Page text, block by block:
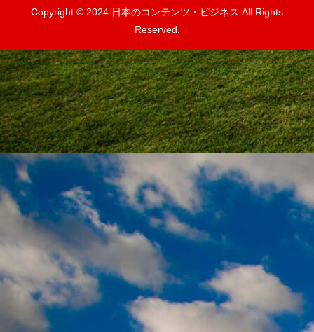
Copyright © 2024 日本のコンテンツ・ビジネス All Rights
Reserved.